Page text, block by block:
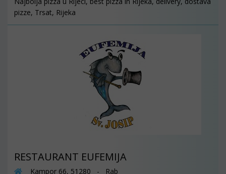
pizze, Trsat, Rijeka
RESTAURANT EUFEMIJA
Kampor 66, 51280 - Rab